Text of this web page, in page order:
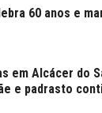
60 anos e
em Alcácer do
e padrasto